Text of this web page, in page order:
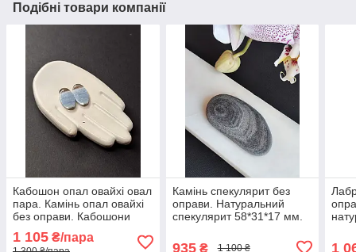
Подібні товари компанії
Кабошон опал овайхі овал
пара. Камінь опал овайхі
без оправи. Кабошони
Індія.
1 105 ₴/пара
Камінь спекулярит без
оправи. Натуральний
спекулярит 58*31*17 мм.
935₴ 1 100 ₴ 1